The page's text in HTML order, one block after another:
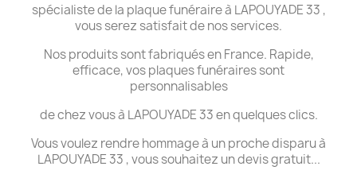
spécialiste de la plaque funéraire à LAPOUYADE 33 ,
vous serez satisfait de nos services.
Nos produits sont fabriqués en France. Rapide,
efficace, vos plaques funéraires sont
personnalisables
de chez vous à LAPOUYADE 33 en quelques clics.
Vous voulez rendre hommage à un proche disparu à
LAPOUYADE 33 , vous souhaitez un devis gratuit...